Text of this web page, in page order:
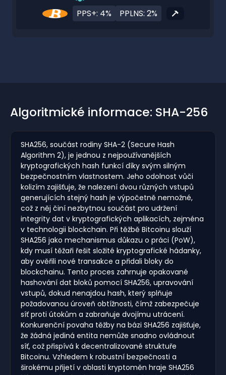
PPS+: 4% PPLNS: 2%
Algoritmické informace: SHA-256
SHA256, součást rodiny SHA-2 (Secure Hash
Algorithm 2), je jednou z nejpoužívanějších
kryptografických hash funkcí díky svým silným
bezpečnostním vlastnostem. Jeho odolnost vůči
kolizím zajišťuje, že nalezení dvou různých vstupů
generujících stejný hash je výpočetně nemožné,
což z něj činí nezbytnou součást pro udržení
integrity dat v kryptografických aplikacích, zejména
v technologii blockchain. Při těžbě Bitcoinu slouží
SHA256 jako mechanismus důkazu o práci (PoW),
kdy musí těžaři řešit složité kryptografické hádanky,
aby ověřili nové transakce a přidali bloky do
blockchainu. Tento proces zahrnuje opakované
hashování dat bloků pomocí SHA256, upravování
vstupů, dokud nenajdou hash, který splňuje
požadovanou úroveň obtížnosti, čímž zabezpečuje
síť proti útokům a zabraňuje dvojímu utrácení.
Konkurenční povaha těžby na bázi SHA256 zajišťuje,
že žádná jediná entita nemůže snadno ovládnout
síť, což přispívá k decentralizované struktuře
Bitcoinu. Vzhledem k robustní bezpečnosti a
širokému přijetí v oblasti kryptoměn hraje SHA256